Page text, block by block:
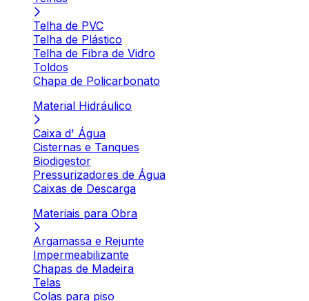
Telha de PVC
Telha de Plástico
Telha de Fibra de Vidro
Toldos
Chapa de Policarbonato
Material Hidráulico
Caixa d' Água
Cisternas e Tanques
Biodigestor
Pressurizadores de Água
Caixas de Descarga
Materiais para Obra
Argamassa e Rejunte
Impermeabilizante
Chapas de Madeira
Telas
Colas para piso